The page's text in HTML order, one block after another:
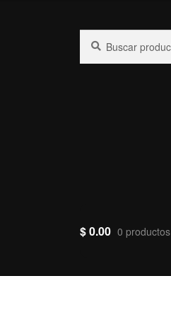
por:
$0.00 0 productos